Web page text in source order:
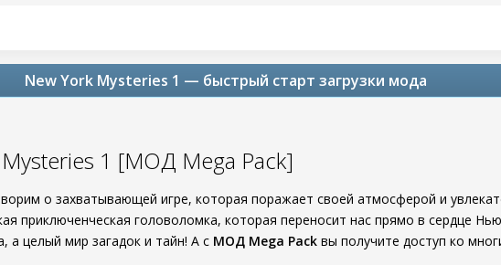
New York Mysteries 1 — быстрый старт загрузки мода
1 [МОД Mega Pack]
о захватывающей игре, которая поражает своей атмосферой и
приключенческая головоломка, которая переносит нас прямо в сердце
а целый мир загадок и тайн! А с МОД Mega Pack вы получите доступ ко